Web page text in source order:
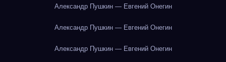
Александр Пушкин — Евгений Онегин
Александр Пушкин — Евгений Онегин
Александр Пушкин — Евгений Онегин